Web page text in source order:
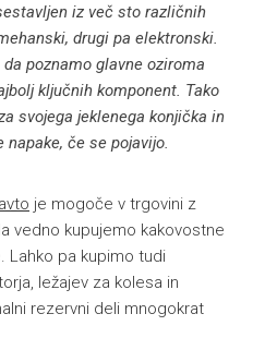
iz več sto različnih
drugi pa elektronski.
poznamo glavne oziroma
ključnih komponent. Tako
svojega jeklenega konjička in
če se pojavijo.
je mogoče v trgovini z
vedno kupujemo kakovostne
Lahko pa kupimo tudi
ležajev za kolesa in
rezervni deli mnogokrat